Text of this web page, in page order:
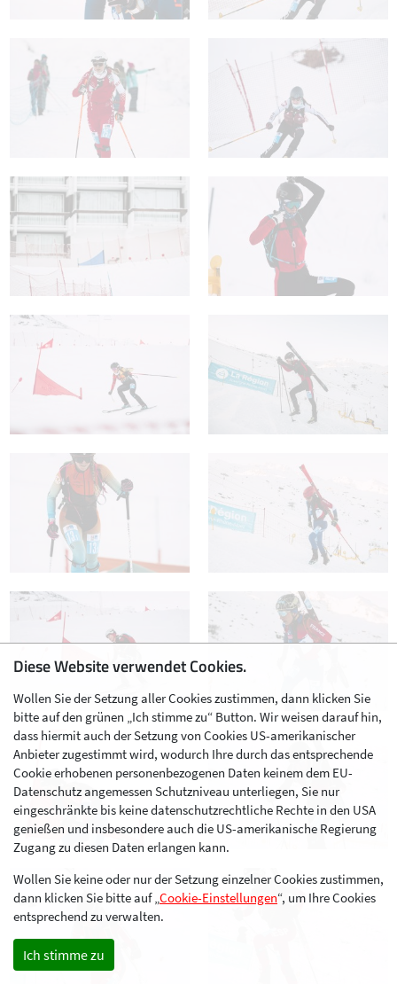
Diese Website verwendet Cookies.
Wollen Sie der Setzung aller Cookies zustimmen, dann klicken Sie
bitte auf den grünen „Ich stimme zu“ Button. Wir weisen darauf hin,
dass hiermit auch der Setzung von Cookies US-amerikanischer
Anbieter zugestimmt wird, wodurch Ihre durch das entsprechende
Cookie erhobenen personenbezogenen Daten keinem dem EU-
Datenschutz angemessen Schutzniveau unterliegen, Sie nur
eingeschränkte bis keine datenschutzrechtliche Rechte in den USA
genießen und insbesondere auch die US-amerikanische Regierung
Zugang zu diesen Daten erlangen kann.
Wollen Sie keine oder nur der Setzung einzelner Cookies zustimmen,
dann klicken Sie bitte auf „Cookie-Einstellungen“, um Ihre Cookies
entsprechend zu verwalten.
Ich stimme zu